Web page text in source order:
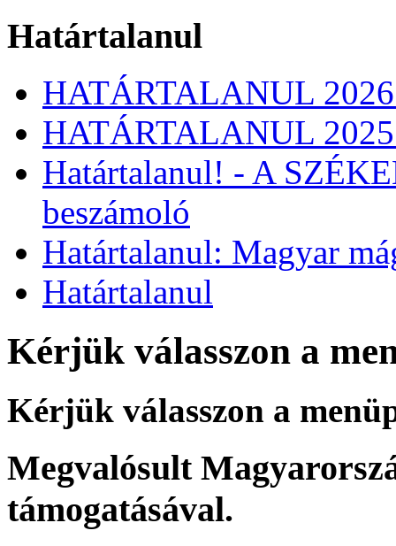
Határtalanul
HATÁRTALANUL
HATÁRTALANUL
Határtalanul! - A
beszámoló
Határtalanul: Magyar
Határtalanul
Kérjük válasszon a
Kérjük válasszon a
Megvalósult
támogatásával.